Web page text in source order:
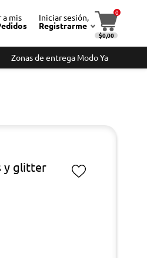
a mis Iniciar sesión,
Registrarme
0
$0,00
Zonas de entrega Modo Ya
y glitter